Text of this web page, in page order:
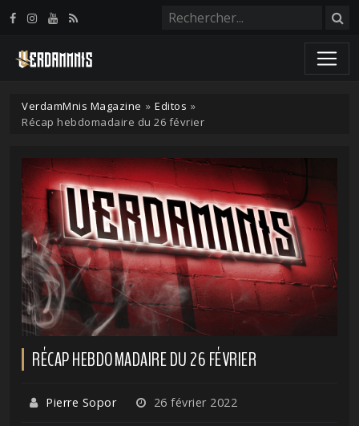
VerdamMnis Magazine » Editos »
Récap hebdomadaire du 26 février
RÉCAP HEBDOMADAIRE DU 26 FÉVRIER
Pierre Sopor 26 février 2022
Panneau de gestion des cookies